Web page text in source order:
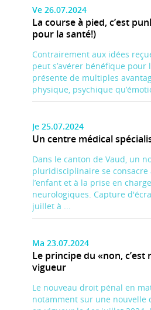
Ve 26.07.2024
La course à pied, c’est
pour la santé!)
Contrairement aux idées
peut s’avérer bénéfique
présente de multiples
physique, psychique
Je 25.07.2024
Un centre médical
Dans le canton de Vaud, un
pluridisciplinaire se
l’enfant et à la prise en
neurologiques. Capture
juillet à ...
Ma 23.07.2024
Le principe du «non, c’est
vigueur
Le nouveau droit pénal en
notamment sur une nouvelle